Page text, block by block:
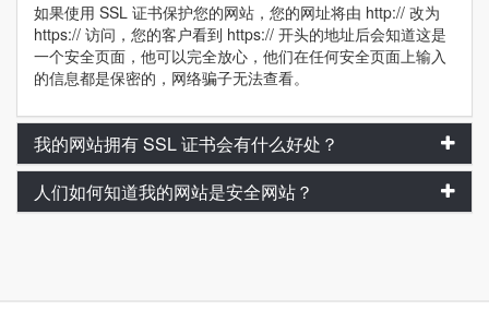
如果使用 SSL 证书保护您的网站，您的网址将由 http:// 改为
https:// 访问，您的客户看到 https:// 开头的地址后会知道这是
一个安全页面，他可以完全放心，他们在任何安全页面上输入
的信息都是保密的，网络骗子无法查看。
我的网站拥有 SSL 证书会有什么好处？
人们如何知道我的网站是安全网站？